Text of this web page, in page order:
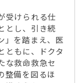
受けられる仕
とし、引き続
」を踏まえ、医
ともに、ドクタ
な救命救急セ
整備を図るほ